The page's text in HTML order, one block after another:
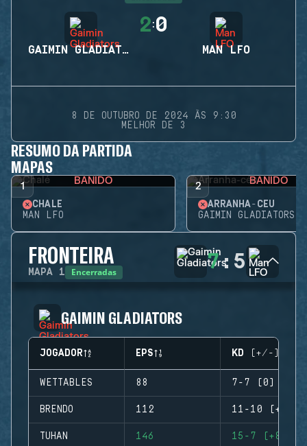
GAIMIN GLADIATORS
2:0
MAN LFO
8 DE OUTUBRO DE 2024 ÀS 9:30
MELHOR DE 3
RESUMO DA PARTIDA
MAPAS
1 BANIDO
CHALÉ
MAN LFO
2 BANIDO
ARRANHA-CÉU
GAIMIN GLADIATORS
FRONTEIRA
MAPA 1 Encerradas 7: 5
GAIMIN GLADIATORS
JOGADOR EPS KD (+/-)
WETTABLES 88 7-7 (0)
BRENDO 112 11-10 (+1)
TUHAN 146 15-7 (+8)